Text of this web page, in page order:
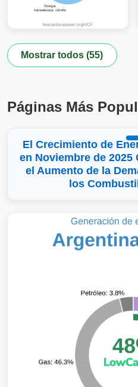
Mostrar todos (55)
Páginas Más
El Crecimiento de
en Noviembre de
el Aumento de la
los